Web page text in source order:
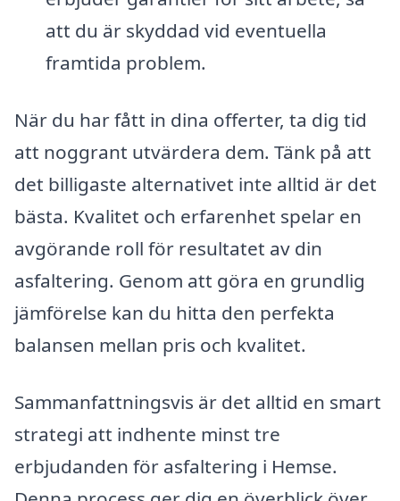
att du är skyddad vid eventuella
framtida problem.
När du har fått in dina offerter, ta dig tid
att noggrant utvärdera dem. Tänk på att
det billigaste alternativet inte alltid är det
bästa. Kvalitet och erfarenhet spelar en
avgörande roll för resultatet av din
asfaltering. Genom att göra en grundlig
jämförelse kan du hitta den perfekta
balansen mellan pris och kvalitet.
Sammanfattningsvis är det alltid en smart
strategi att indhente minst tre
erbjudanden för asfaltering i Hemse.